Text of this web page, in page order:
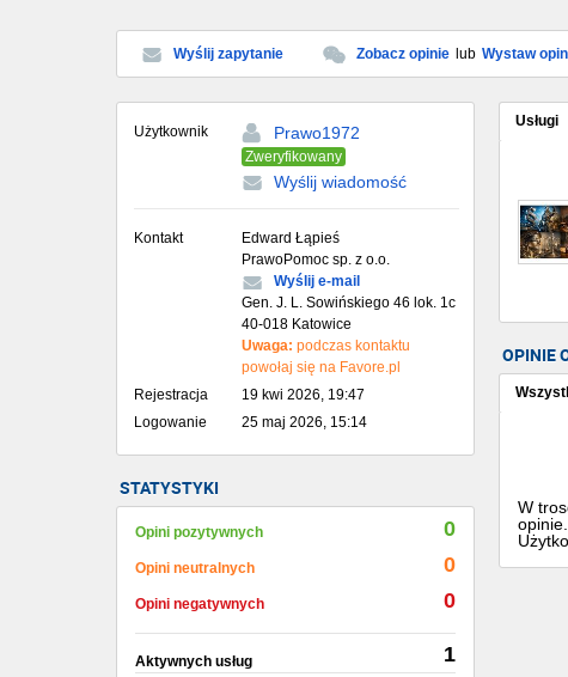
Wyślij zapytanie Zobacz opinie lub Wystaw
Użytkownik Prawo1972
Zweryfikowany
Wyślij wiadomość
Kontakt
Edward Łąpieś
PrawoPomoc sp. z o.o.
Wyślij e-mail
Gen. J. L. Sowińskiego 46 lok. 1c
40-018 Katowice
Uwaga: podczas kontaktu
powołaj się na Favore.pl
Rejestracja
19 kwi 2026, 19:47
Logowanie
25 maj 2026, 15:14
STATYSTYKI
Opini pozytywnych 0
Opini neutralnych 0
Opini negatywnych 0
Aktywnych usług 1
Usługi
OPINIE
W
opinie.